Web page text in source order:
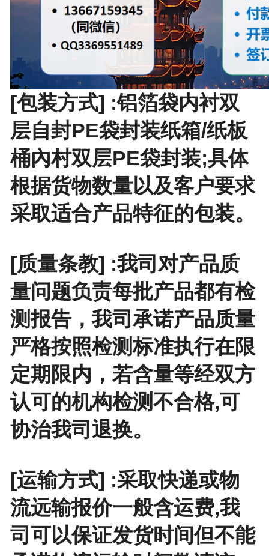
[包装方式] :铝箔袋内衬双
层自封PE袋封装纸箱/纸板
桶內村双层PE袋封装;具体
根据货物数量以及客户要求
采取适合产品特征的包装。
[质量条教] :我司对产品质
量问题负责每批产品都有检
测报告，我司承诺产品质量
严格按照检测标准执行在限
定期限内，若含量等经双方
认可的机构检测不合格,可
协治我司退换。
[运输方式] :采取快递或物
流远输报价一般含运费,我
司可以保证发货时间但不能